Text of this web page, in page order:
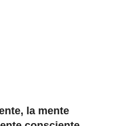
la mente